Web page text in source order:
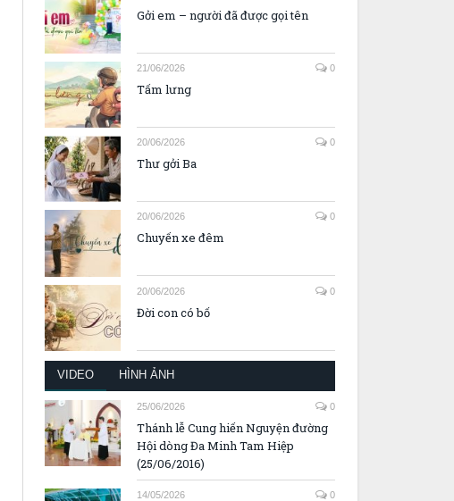
Gởi em – người đã được gọi tên
21/06/2026 0
Tấm lưng
20/06/2026 0
Thư gởi Ba
20/06/2026 0
Chuyến xe đêm
20/06/2026 0
Đời con có bố
VIDEO HÌNH ẢNH
25/06/2026 0
Thánh lễ Cung hiến Nguyện đường
Hội dòng Đa Minh Tam Hiệp
(25/06/2016)
14/05/2026 0